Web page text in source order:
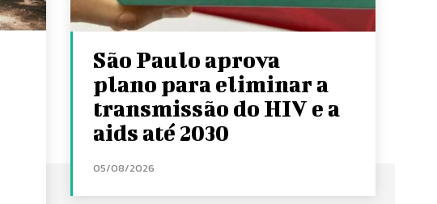
São Paulo aprova
plano para eliminar a
transmissão do HIV e a
aids até 2030
05/08/2026